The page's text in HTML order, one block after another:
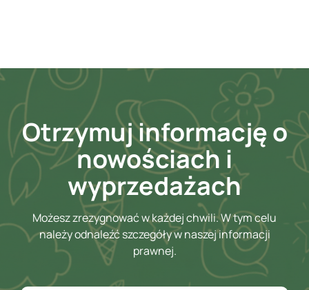
Otrzymuj informację o
nowościach i
wyprzedażach
Możesz zrezygnować w każdej chwili. W tym celu
należy odnaleźć szczegóły w naszej informacji
prawnej.